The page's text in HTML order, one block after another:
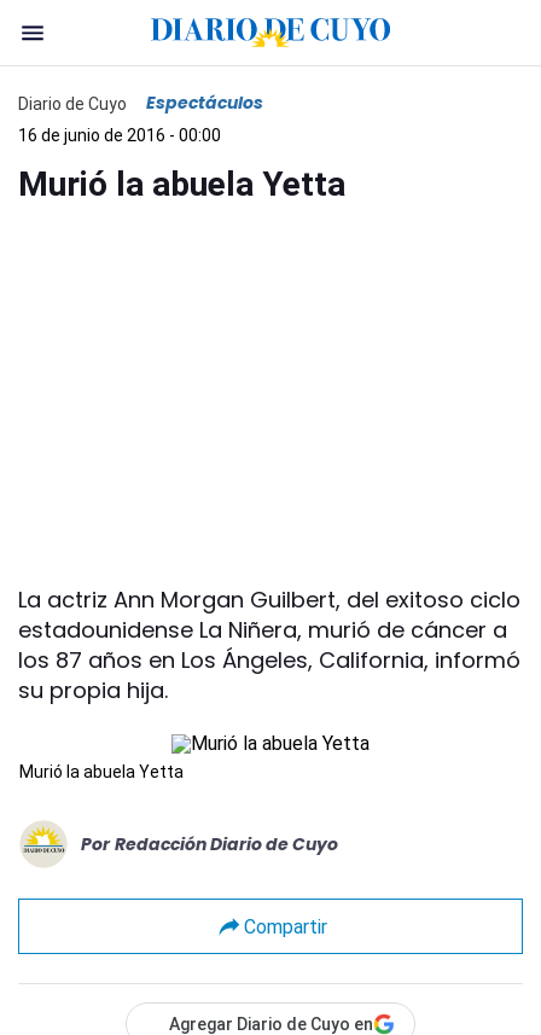
Diario de Cuyo Espectáculos
16 de junio de 2016 - 00:00
Murió la abuela Yetta
La actriz Ann Morgan Guilbert, del exitoso ciclo
estadounidense La Niñera, murió de cáncer a
los 87 años en Los Ángeles, California, informó
su propia hija.
Murió la abuela Yetta
Por Redacción Diario de Cuyo
Compartir
Agregar Diario de Cuyo en